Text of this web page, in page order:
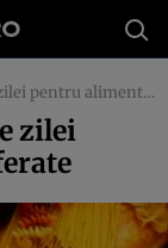
alimentele tale preferate
zilei